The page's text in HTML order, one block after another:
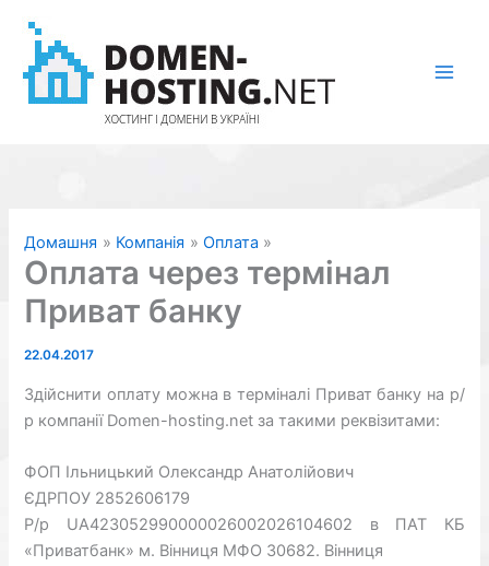
вмісту
Домашня Компанія Оплата
Оплата через термінал
Приват банку
22.04.2017
Здійснити оплату можна в терміналі Приват банку на р/
р компанії Domen-hosting.net за такими реквізитами:
ФОП Ільницький Олександр Анатолійович
ЄДРПОУ 2852606179
Р/р UA423052990000026002026104602 в ПАТ КБ
«Приватбанк» м. Вінниця МФО 30682. Вінниця